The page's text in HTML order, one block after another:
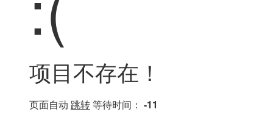
项目不存在！
页面自动 跳转等待时间： -11